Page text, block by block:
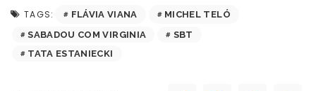
TAGS: FLÁVIA VIANA
MICHEL TELÓ
SABADOU COM VIRGINIA
SBT
TATA ESTANIECKI